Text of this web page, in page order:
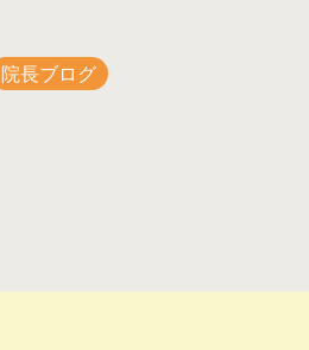
院長ブログ